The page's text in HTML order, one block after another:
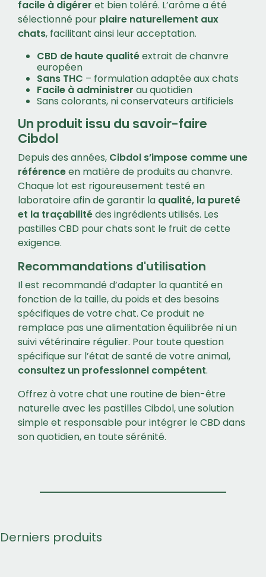
facile à digérer et bien toléré. L’arôme a été
sélectionné pour plaire naturellement aux
chats, facilitant ainsi leur acceptation.
CBD de haute qualitéextrait de chanvre
européen
Sans THC – formulation adaptée aux chats
Facile à administrer au quotidien
Sans colorants, ni conservateurs artificiels
Un produit issu du savoir-faire
Cibdol
Depuis des années, Cibdol s’impose comme une
référenceen matière de produits au chanvre.
Chaque lot est rigoureusement testé en
laboratoire afin de garantir la qualité, la pureté
et la traçabilitédes ingrédients utilisés. Les
pastilles CBD pour chats sont le fruit de cette
exigence.
Recommandations d'utilisation
Il est recommandé d’adapter la quantité en
fonction de la taille, du poids et des besoins
spécifiques de votre chat. Ce produit ne
remplace pas une alimentation équilibrée ni un
suivi vétérinaire régulier. Pour toute question
spécifique sur l’état de santé de votre animal,
consultez un professionnel compétent.
Offrez à votre chat une routine de bien-être
naturelle avec les pastilles Cibdol, une solution
simple et responsable pour intégrer le CBD dans
son quotidien, en toute sérénité.
Derniers produits